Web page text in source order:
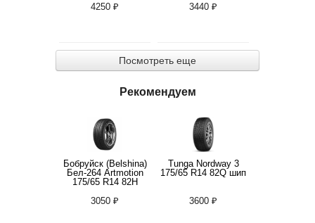
4250 ₽ 3440 ₽
Посмотреть еще
Рекомендуем
Бобруйск (Belshina)
Бел-264 Artmotion
175/65 R14 82H
3050 ₽
Tunga Nordway 3
175/65 R14 82Q шип
3600 ₽